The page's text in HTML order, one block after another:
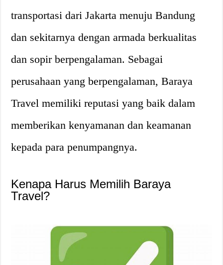
transportasi dari Jakarta menuju Bandung
dan sekitarnya dengan armada berkualitas
dan sopir berpengalaman. Sebagai
perusahaan yang berpengalaman, Baraya
Travel memiliki reputasi yang baik dalam
memberikan kenyamanan dan keamanan
kepada para penumpangnya.
Kenapa Harus Memilih Baraya
Travel?